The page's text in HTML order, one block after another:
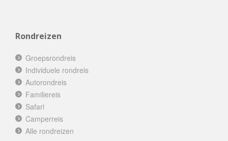
Rondreizen
Groepsrondreis
Individuele rondreis
Autorondreis
Familiereis
Safari
Camperreis
Alle rondreizen